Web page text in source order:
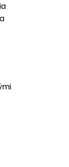
a